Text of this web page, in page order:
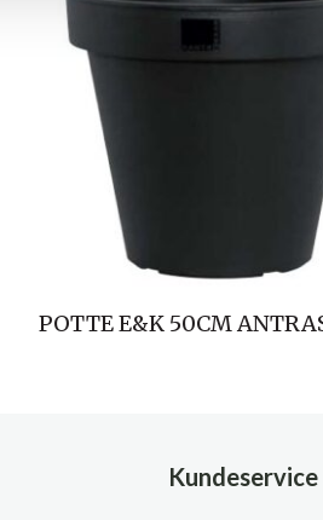
POTTE E&K 50CM
Kundeservice